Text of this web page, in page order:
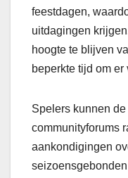
feestdagen,
uitdagingen
hoogte te blijven
beperkte tijd om
Spelers kunnen
communityforums
aankondigingen